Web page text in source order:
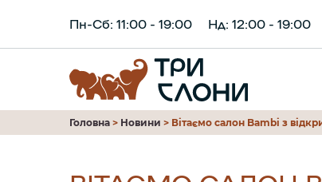
Пн-Сб: 11:00 - 19:00 Нд: 12:00 - 19:00
Головна > Новини > Вітаємо салон Bаmbi з